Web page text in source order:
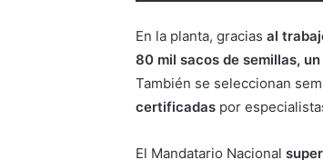
En la planta, graciasal
80 mil sacos de semillas,
También se seleccionan
certificadas por
El Mandatario Nacional